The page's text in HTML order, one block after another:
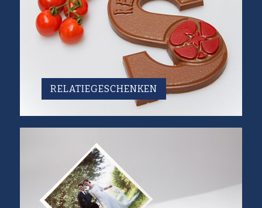
RELATIEGESCHENKEN